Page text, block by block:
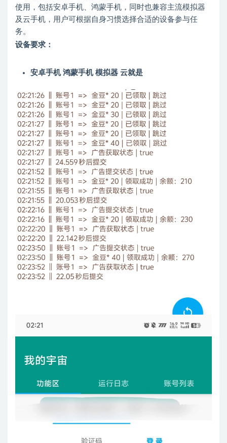
使用，包括安卓手机、鸿蒙手机，同时也兼容主流模拟器
及云手机，用户可根据自身习惯选择合适的设备参与任
务。
设备要求：
安卓手机 鸿蒙手机 模拟器 云就是